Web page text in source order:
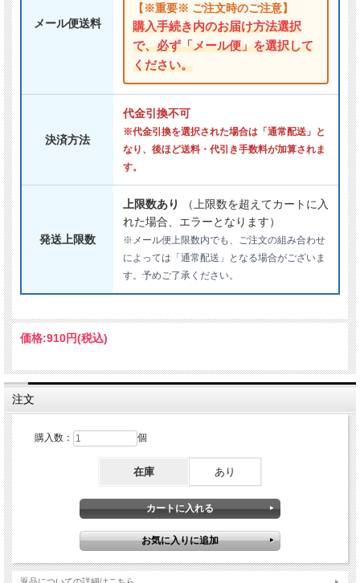
メール便送料
【※重要※ ご注文時のご注意】
購入手続き内のお届け方法選択
で、必ず「メール便」を選択して
ください。
決済方法
代金引換不可
※代金引換を選択された場合は「通常配送」と
なり、後ほど送料・代引き手数料が加算されま
す。
発送上限数
上限数あり
（上限数を超えてカートに入
れた場合、エラーとなります）
※メール便上限数内でも、ご注文の組み合わせ
によっては「通常配送」となる場合がございま
す。予めご了承ください。
価格:910円(税込)
注文
購入数： 個
在庫 あり